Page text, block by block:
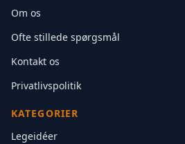
Om os
Ofte stillede spørgsmål
Kontakt os
Privatlivspolitik
KATEGORIER
Legeidéer